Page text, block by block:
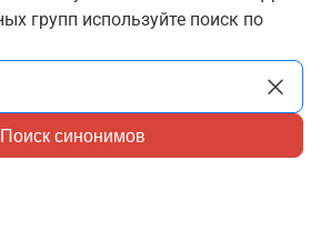
групп используйте поиск по
Поиск синонимов